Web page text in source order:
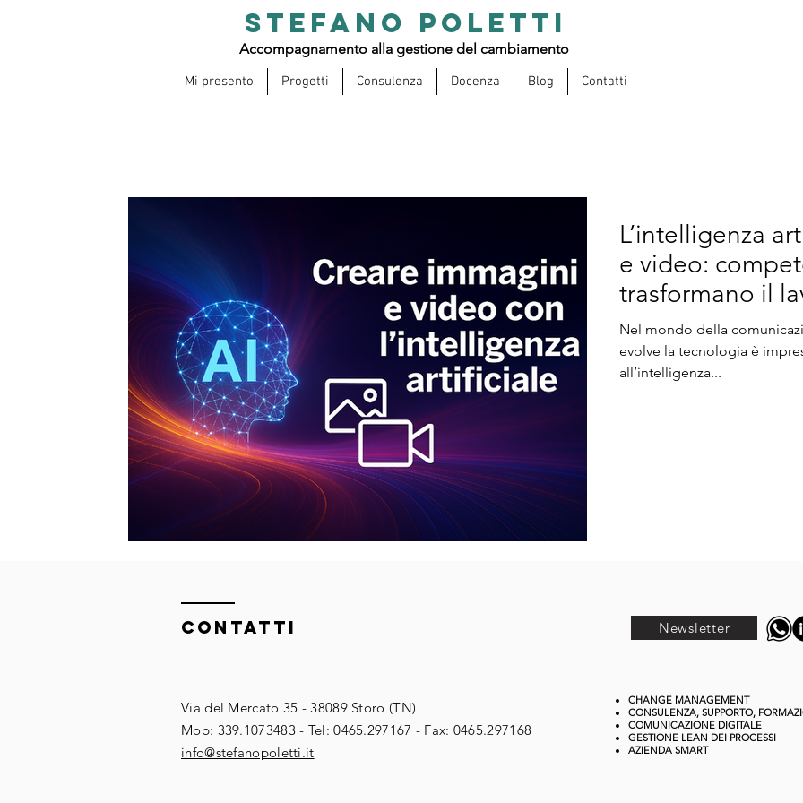
STEFANO POLETTI
Accompagnamento alla gestione del cambiamento
Mi presento Progetti Consulenza Docenza Blog Contatti
L’intelligenza
e video:
trasformano il
Nel mondo della
evolve la tecnologia è
all’intelligenza...
ContaTTI
Via del Mercato 35 - 38089 Storo (TN)
​​Mob: 339.1073483 - Tel: 0465.297167 - Fax: 0465.297168
​info@stefanopoletti.it
Newsletter
CHANGE MANAGEMENT
CONSULENZA, SUPPORTO,
COMUNICAZIONE DIGITALE
GESTIONE LEAN DEI PROCESSI
AZIENDA SMART